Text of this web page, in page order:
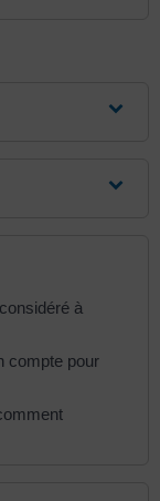
à
compte pour